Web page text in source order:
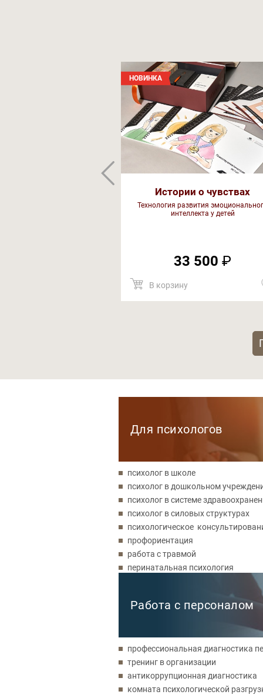
НОВИНКА
Истории о чувствах
Технология развития
интеллекта у детей
33 500 ₽
В корзину
Для психологов
психолог в школе
психолог в дошкольном
психолог в системе
психолог в силовых структурах
психологическое
профориентация
работа с травмой
перинатальная психология
Работа с персоналом
профессиональная диагностика
тренинг в организации
антикоррупционная диагностика
комната психологической